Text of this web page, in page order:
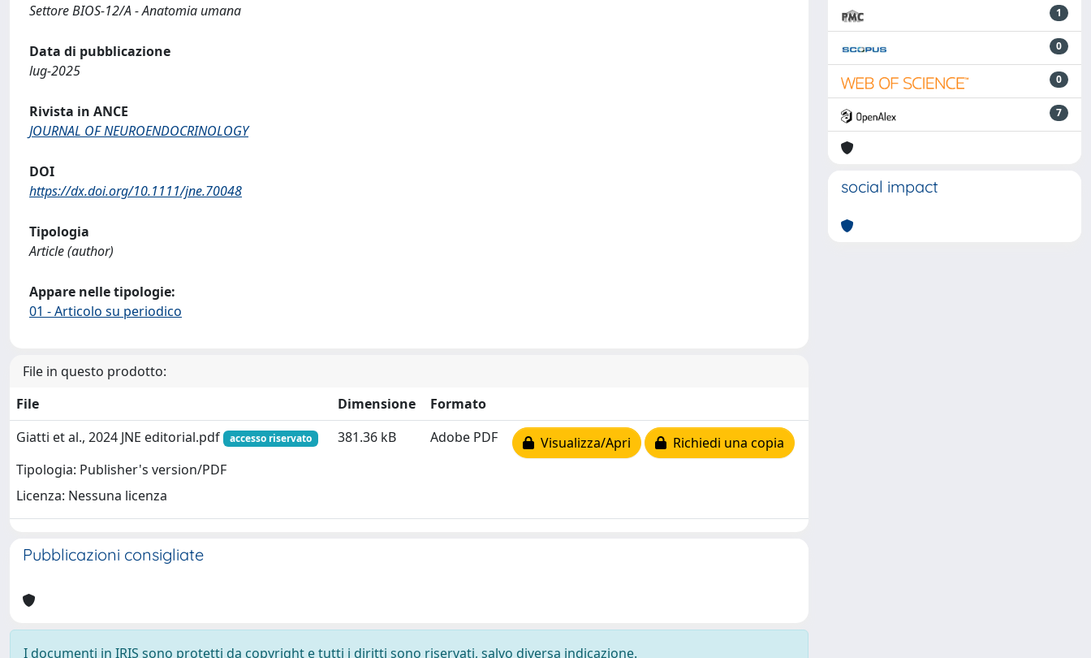
Settore BIOS-12/A - Anatomia umana
Data di pubblicazione
lug-2025
Rivista in ANCE
JOURNAL OF NEUROENDOCRINOLOGY
DOI
https://dx.doi.org/10.1111/jne.70048
Tipologia
Article (author)
Appare nelle tipologie:
01 - Articolo su periodico
File in questo prodotto:
File
Dimensione
Formato
Giatti et al., 2024 JNE editorial.pdf
accesso riservato
Tipologia: Publisher's version/PDF
Licenza: Nessuna licenza
381.36 kB Adobe PDF Visualizza/Apri Richiedi una copia
Pubblicazioni consigliate
I documenti in IRIS sono protetti da copyright e tutti i diritti sono riservati, salvo diversa indicazione.
1
0
0
7
social impact